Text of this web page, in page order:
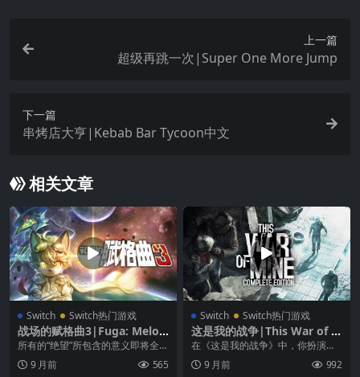
上一篇
超级再跳一次|Super One More Jump
下一篇
串烤店大亨|Kebab Bar Tycoon中文
相关文章
Switch Switch热门游戏
战场的赋格曲3|Fuga: Melod
ies of Steel 3中文
所有的“绝望”所包含的意义即将全部
揭晓…… 马尔托突然失踪了！孩子
们被神秘的声音...
9 月前 565
Switch Switch热门游戏
这是我的战争|This War of M
ine中文
在《这是我的战争》中，你扮演的
不是精英士兵，而是一群在被围攻
的城市中求存的平民。...
9 月前 992